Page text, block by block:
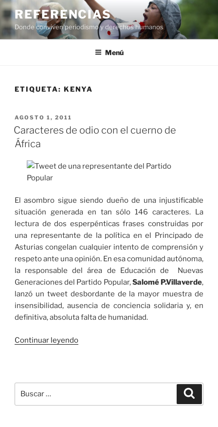
al
contenido
REFERENCIAS
Donde conviven periodismo y derechos humanos
Menú
ETIQUETA: KENYA
PUBLICADO
EL
AGOSTO 1, 2011
Caracteres de odio con el cuerno de
África
El asombro sigue siendo dueño de una injustificable
situación generada en tan sólo 146 caracteres. La
lectura de dos esperpénticas frases construidas por
una representante de la política en el Principado de
Asturias congelan cualquier intento de comprensión y
respeto ante una opinión. En esa comunidad autónoma,
la responsable del área de Educación de Nuevas
Generaciones del Partido Popular,Salomé P.Villaverde,
lanzó un tweet desbordante de la mayor muestra de
insensibilidad, ausencia de conciencia solidaria y, en
definitiva, absoluta falta de humanidad.
Continuar leyendo«Caracteres
por: